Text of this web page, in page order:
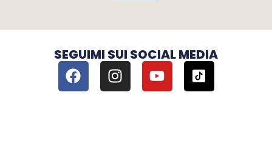
SEGUIMI SUI SOCIAL MEDIA